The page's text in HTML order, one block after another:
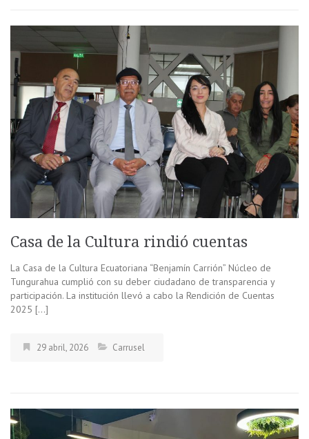
Casa de la Cultura rindió cuentas
La Casa de la Cultura Ecuatoriana “Benjamín Carrión” Núcleo de
Tungurahua cumplió con su deber ciudadano de transparencia y
participación. La institución llevó a cabo la Rendición de Cuentas
2025 […]
29 abril, 2026 Carrusel